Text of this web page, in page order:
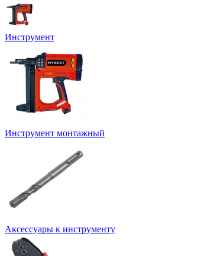
Инструмент
Инструмент монтажный
Аксессуары к инструменту